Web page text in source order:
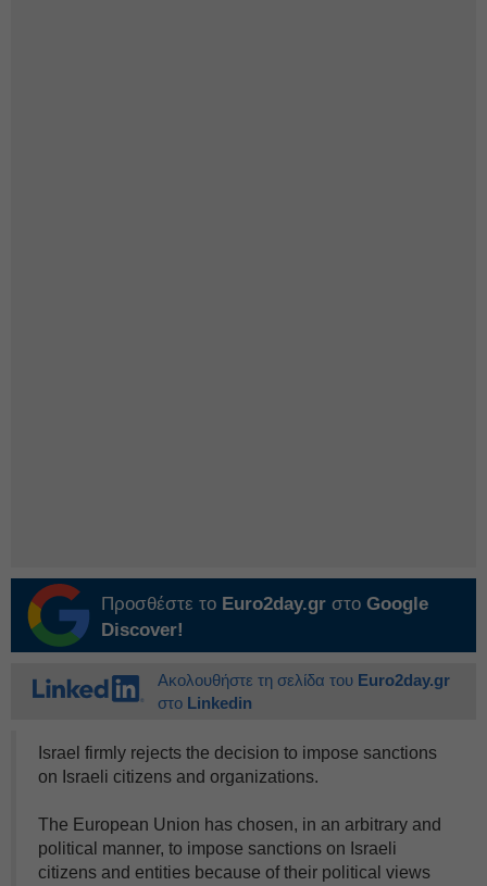
Προσθέστε το Euro2day.gr στο Google
Discover!
Ακολουθήστε τη σελίδα του Euro2day.gr
στο Linkedin
Israel firmly rejects the decision to impose sanctions
on Israeli citizens and organizations.
The European Union has chosen, in an arbitrary and
political manner, to impose sanctions on Israeli
citizens and entities because of their political views